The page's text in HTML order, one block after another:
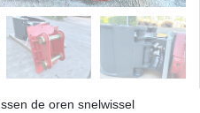
de oren snelwissel